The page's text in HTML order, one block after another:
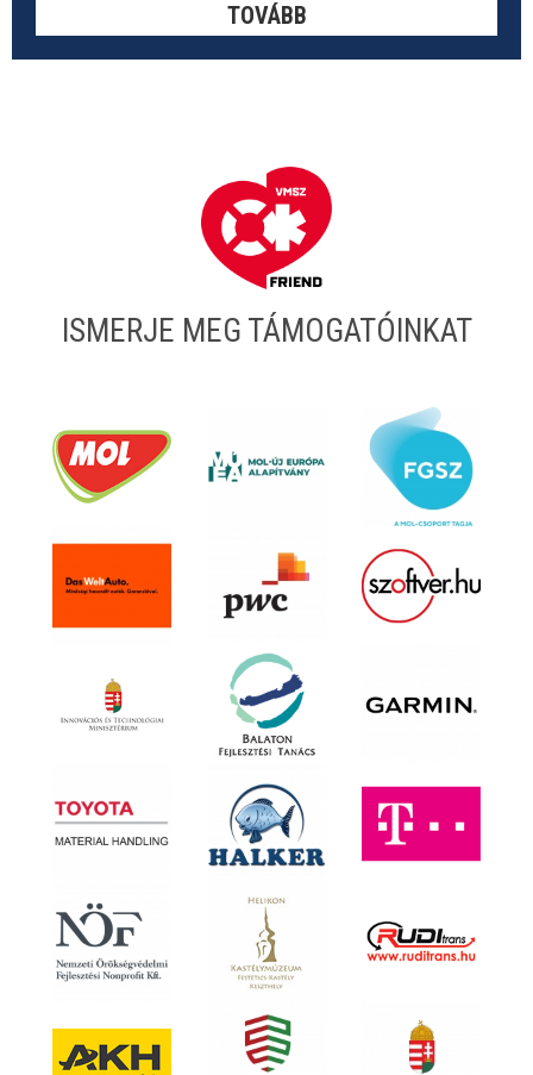
TOVÁBB
ISMERJE MEG TÁMOGATÓINKAT